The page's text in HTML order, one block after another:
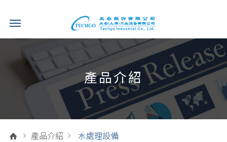
產品介紹
產品介紹 水處理設備